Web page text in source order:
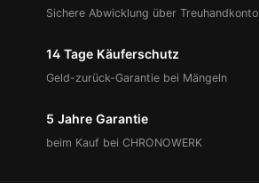
Sichere Abwicklung über Treuhandkonto
14 Tage Käuferschutz
Geld-zurück-Garantie bei Mängeln
5 Jahre Garantie
beim Kauf bei CHRONOWERK